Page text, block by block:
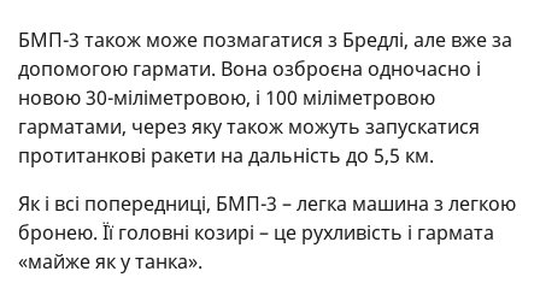
БМП-3 також може позмагатися з Бредлі, але вже за
допомогою гармати. Вона озброєна одночасно і
новою 30-міліметровою, і 100 міліметровою
гарматами, через яку також можуть запускатися
протитанкові ракети на дальність до 5,5 км.
Як і всі попередниці, БМП-3 – легка машина з легкою
бронею. Її головні козирі – це рухливість і гармата
«майже як у танка».